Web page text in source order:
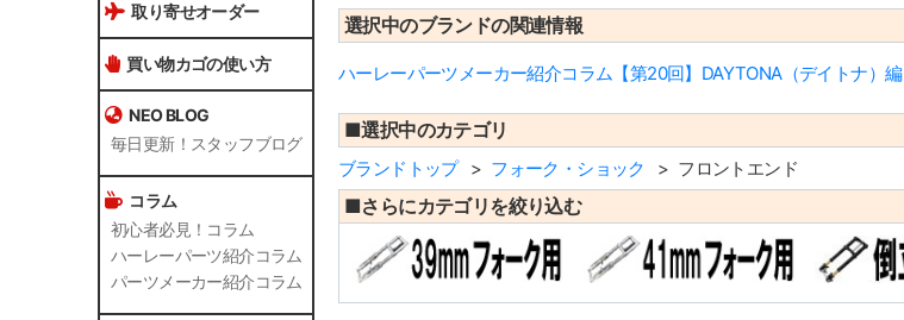
取り寄せオーダー
買い物カゴの使い方
NEO BLOG
毎日更新！スタッフブログ
コラム
初心者必見！コラム
ハーレーパーツ紹介コラム
パーツメーカー紹介コラム
選択中のブランドの関連情報
ハーレーパーツメーカー紹介コラム【第20回】DAYTONA（デイトナ）編
■選択中のカテゴリ
ブランドトップ フォーク・ショック フロントエンド
■さらにカテゴリを絞り込む